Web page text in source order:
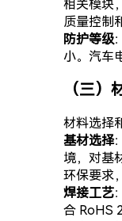
相关模块
质量控制
防护等级
小。汽车
（三）
材料选择
基材选择
境，对基
环保要求
焊接工艺
合 RoHS